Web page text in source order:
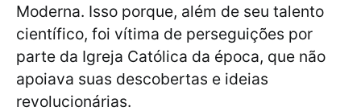
Moderna. Isso porque, além de seu talento
científico, foi vítima de perseguições por
parte da Igreja Católica da época, que não
apoiava suas descobertas e ideias
revolucionárias.